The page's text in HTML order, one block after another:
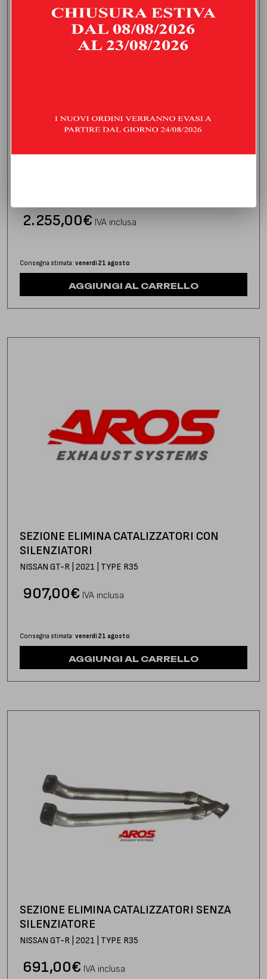
€
2.255,00 IVA inclusa
Consegna stimata: venerdì 21 agosto
AGGIUNGI AL CARRELLO
SEZIONE ELIMINA CATALIZZATORI CON
SILENZIATORI
NISSAN GT-R | 2021 | TYPE R35
€
907,00 IVA inclusa
Consegna stimata: venerdì 21 agosto
AGGIUNGI AL CARRELLO
SEZIONE ELIMINA CATALIZZATORI SENZA
SILENZIATORE
NISSAN GT-R | 2021 | TYPE R35
€
691,00 IVA inclusa